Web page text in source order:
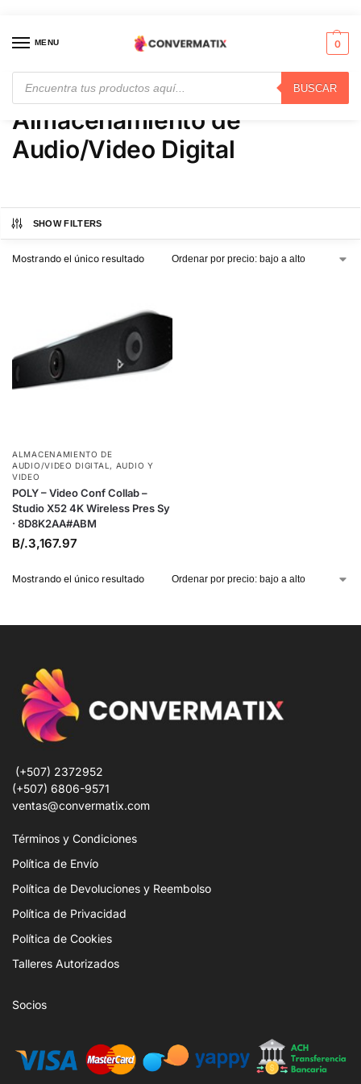
MENU
BUSCAR
0
Inicio / Audio y Video / Almacenamiento de Audio/Video Digital
Almacenamiento de
Audio/Video Digital
SHOW FILTERS
Mostrando el único resultado
ALMACENAMIENTO DE
AUDIO/VIDEO DIGITAL , AUDIO Y
VIDEO
POLY – Video Conf Collab –
Studio X52 4K Wireless Pres Sy
· 8D8K2AA#ABM
B/.3,167.97
Mostrando el único resultado
(+507) 2372952
(+507) 6806-9571
ventas@convermatix.com
Términos y Condiciones
Política de Envío
Política de Devoluciones y Reembolso
Política de Privacidad
Política de Cookies
Talleres Autorizados
Socios